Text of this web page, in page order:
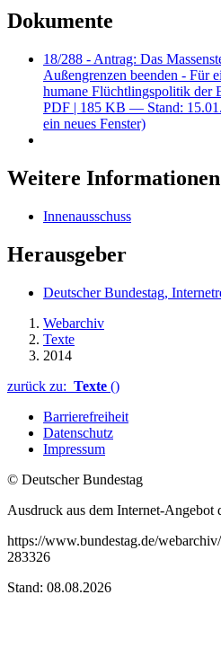
Dokumente
18/288 - Antrag: Das
Außengrenzen beenden - Für
humane Flüchtlingspolitik der
PDF | 185 KB — Stand:
ein neues Fenster)
Weitere Informationen
Innenausschuss
Herausgeber
Deutscher Bundestag,
Webarchiv
Texte
2014
zurück zu: Texte ()
Barrierefreiheit
Datenschutz
Impressum
© Deutscher Bundestag
Ausdruck aus dem Internet-Angebot
https://www.bundestag.de/
283326
Stand: 08.08.2026